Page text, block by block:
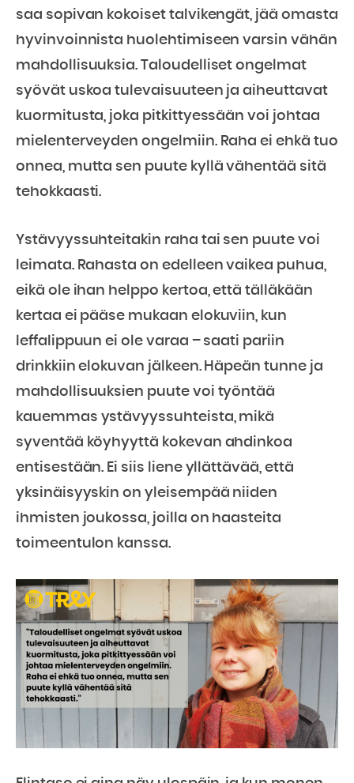
saa sopivan kokoiset talvikengät, jää omasta
hyvinvoinnista huolehtimiseen varsin vähän
mahdollisuuksia. Taloudelliset ongelmat
syövät uskoa tulevaisuuteen ja aiheuttavat
kuormitusta, joka pitkittyessään voi johtaa
mielenterveyden ongelmiin. Raha ei ehkä tuo
onnea, mutta sen puute kyllä vähentää sitä
tehokkaasti.
Ystävyyssuhteitakin raha tai sen puute voi
leimata. Rahasta on edelleen vaikea puhua,
eikä ole ihan helppo kertoa, että tälläkään
kertaa ei pääse mukaan elokuviin, kun
leffalippuun ei ole varaa – saati pariin
drinkkiin elokuvan jälkeen. Häpeän tunne ja
mahdollisuuksien puute voi työntää
kauemmas ystävyyssuhteista, mikä
syventää köyhyyttä kokevan ahdinkoa
entisestään. Ei siis liene yllättävää, että
yksinäisyyskin on yleisempää niiden
ihmisten joukossa, joilla on haasteita
toimeentulon kanssa.